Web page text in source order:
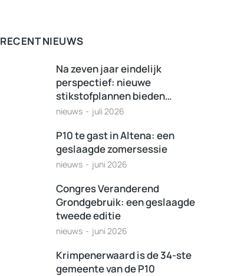
RECENT NIEUWS
Na zeven jaar eindelijk
perspectief: nieuwe
stikstofplannen bieden…
nieuws juli 2026
P10 te gast in Altena: een
geslaagde zomersessie
nieuws juni 2026
Congres Veranderend
Grondgebruik: een geslaagde
tweede editie
nieuws juni 2026
Krimpenerwaard is de 34-ste
gemeente van de P10